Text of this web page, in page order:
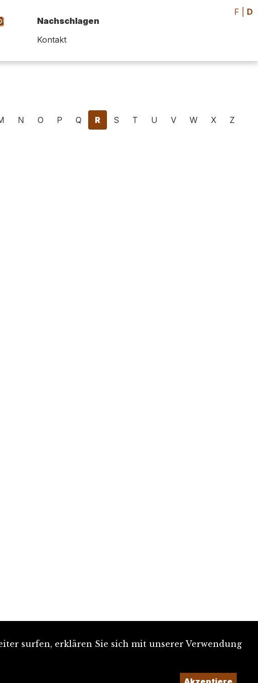
Nachschlagen
Kontakt
F D
N O P Q R S T U V W X Z
surfen, erklären Sie sich mit unserer Verwendung